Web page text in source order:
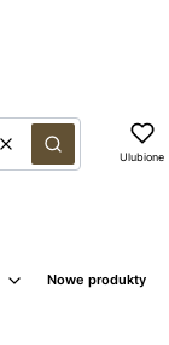
WyczyśćSzukaj Ulubione
Nowe produkty